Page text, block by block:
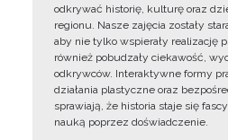
odkrywać historię, kulturę oraz
regionu. Nasze zajęcia zostały
aby nie tylko wspierały realizację
również pobudzały ciekawość,
odkrywców. Interaktywne formy
działania plastyczne oraz
sprawiają, że historia staje się
nauką poprzez doświadczenie.